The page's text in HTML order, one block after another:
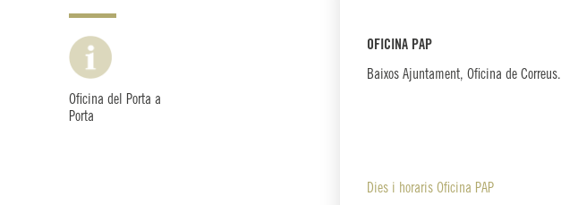
Oficina del Porta a
Porta
OFICINA PAP
Baixos Ajuntament, Oficina de Correus.
Dies i horaris Oficina PAP